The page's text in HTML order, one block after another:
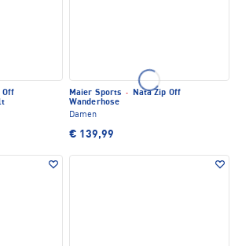
Off
Maier Sports ·
Nata Zip Off
Wanderhose
Damen
€ 139,99